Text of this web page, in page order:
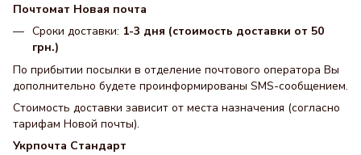
Почтомат Новая почта
Сроки доставки: 1-3 дня (стоимость доставки от 50
грн.)
По прибытии посылки в отделение почтового оператора Вы
дополнительно будете проинформированы SMS-сообщением.
Стоимость доставки зависит от места назначения (согласно
тарифам Новой почты).
Укрпочта Стандарт